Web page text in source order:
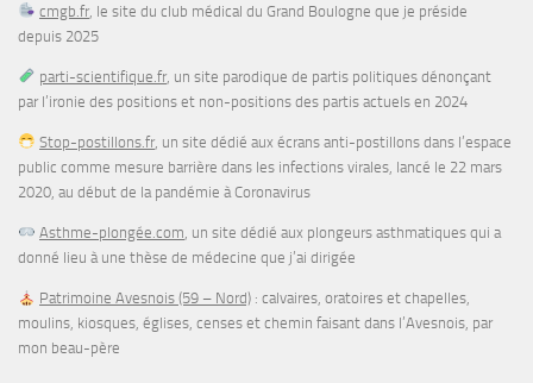
cmgb.fr , le site du club médical du Grand Boulogne que je préside
depuis 2025
parti-scientifique.fr , un site parodique de partis politiques dénonçant
par l’ironie des positions et non-positions des partis actuels en 2024
Stop-postillons.fr, un site dédié aux écrans anti-postillons dans l’espace
public comme mesure barrière dans les infections virales, lancé le 22 mars
2020, au début de la pandémie à Coronavirus
Asthme-plongée.com, un site dédié aux plongeurs asthmatiques qui a
donné lieu à une thèse de médecine que j’ai dirigée
Patrimoine Avesnois (59 – Nord) : calvaires, oratoires et chapelles,
moulins, kiosques, églises, censes et chemin faisant dans l’Avesnois, par
mon beau-père